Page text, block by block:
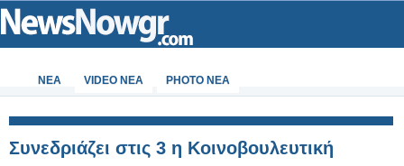
ΝΕΑ VIDEO NEA PHOTO NEA
Συνεδριάζει στις 3 η Κοινοβουλευτική